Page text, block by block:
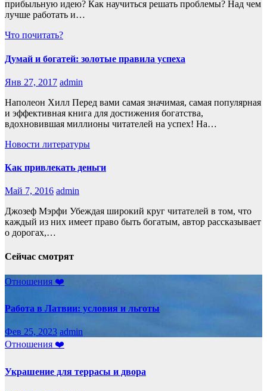
прибыльную идею? Как научиться решать проблемы? Над чем
лучше работать и…
Что почитать?
Думай и богатей: золотые правила успеха
Янв 27, 2017 admin
Наполеон Хилл Перед вами самая значимая, самая популярная
и эффективная книга для достижения богатства,
вдохновившая миллионы читателей на успех! На…
Новости литературы
Как привлекать деньги
Май 7, 2016 admin
Джозеф Мэрфи Убеждая широкий круг читателей в том, что
каждый из них имеет право быть богатым, автор рассказывает
о дорогах,…
Сейчас смотрят
Отношения ❤️
Работа в Латвии: условия и льготы
Фев 25, 2023 admin
Отношения ❤️
Украшение для террасы и двора